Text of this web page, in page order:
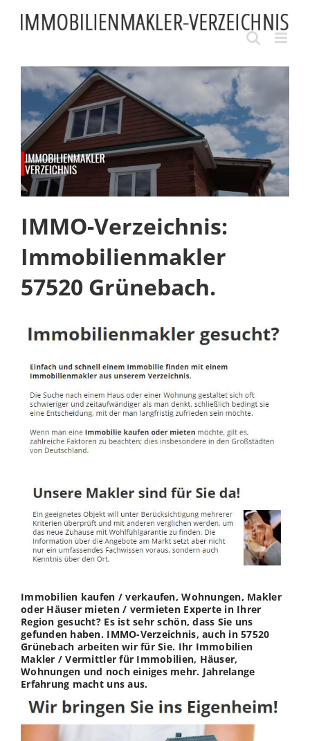
content
IMMO-Verzeichnis:
Immobilienmakler
57520 Grünebach.
Immobilien kaufen / verkaufen, Wohnungen, Makler
oder Häuser mieten / vermieten Experte in Ihrer
Region gesucht? Es ist sehr schön, dass Sie uns
gefunden haben. IMMO-Verzeichnis, auch in 57520
Grünebach arbeiten wir für Sie. Ihr Immobilien
Makler / Vermittler für Immobilien, Häuser,
Wohnungen und noch einiges mehr. Jahrelange
Erfahrung macht uns aus.